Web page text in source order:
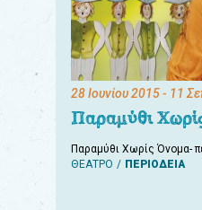
28 Ιουνίου 2015- 11
Παραμύθι
Παραμύθι Χωρίς Όνομα-
ΘΕΑΤΡΟ
ΠΕΡΙΟΔΕΙΑ